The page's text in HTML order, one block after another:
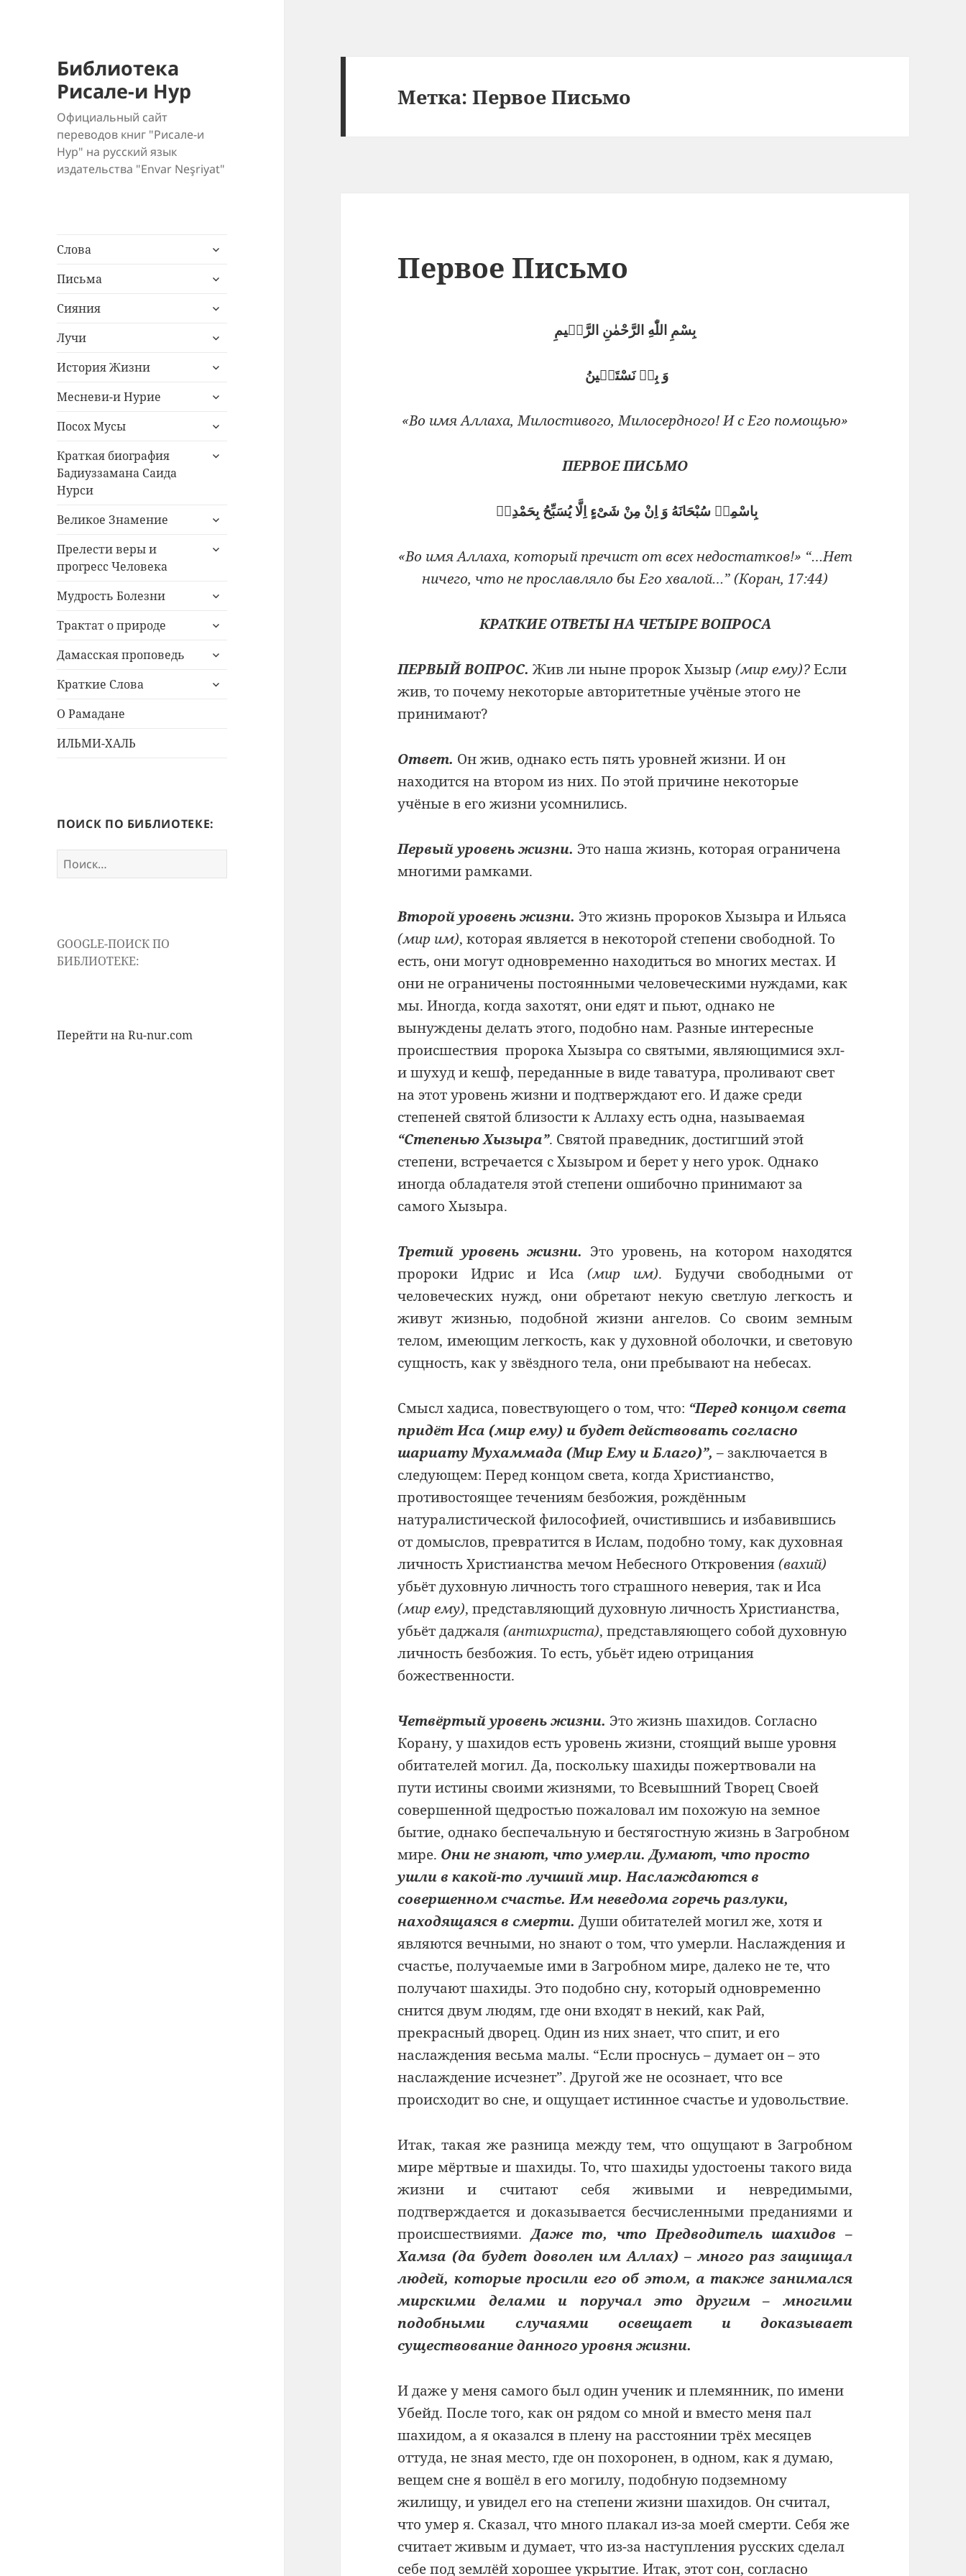
Библиотека
Рисале-и Нур
Официальный сайт
переводов книг "Рисале-и
Нур" на русский язык
издательства "Envar Neşriyat"
Слова
раскрыть
меню
Письма
раскрыть
меню
Сияния
раскрыть
меню
Лучи
раскрыть
меню
История Жизни
раскрыть
меню
Месневи-и Нурие
раскрыть
меню
Посох Мусы
раскрыть
меню
Краткая биография
Бадиуззамана Саида
Нурси
раскрыть
Великое Знамение
раскрыть
меню
Прелести веры и
прогресс Человека
раскрыть
Мудрость Болезни
раскрыть
меню
Трактат о природе
раскрыть
меню
Дамасская проповедь
раскрыть
меню
Краткие Слова
раскрыть
О Рамадане
ИЛЬМИ-ХАЛЬ
ПОИСК ПО БИБЛИОТЕКЕ:
Найти:
GOOGLE-ПОИСК ПО
БИБЛИОТЕКЕ:
Перейти на Ru-nur.com
Метка:Первое Письмо
Первое Письмо
بِسْمِ اللّٰهِ الرَّحْمٰنِ الرَّحٖيمِ
وَ بِهٖ نَسْتَعٖينُ
«Во имя Аллаха, Милостивого, Милосердного! И с Его помощью»
ПЕРВОЕ ПИСЬМО
بِاسْمِهٖ سُبْحَانَهُ وَ اِنْ مِنْ شَىْءٍ اِلَّا يُسَبِّحُ بِحَمْدِهٖ
«Во имя Аллаха, который пречист от всех недостатков!» “…Нет
ничего, что не прославляло бы Его хвалой…” (Коран, 17:44)
КРАТКИЕ ОТВЕТЫ НА ЧЕТЫРЕ ВОПРОСА
ПЕРВЫЙ ВОПРОС. Жив ли ныне пророк Хызыр(мир ему)?Если
жив, то почему некоторые авторитетные учёные этого не
принимают?
Ответ. Он жив, однако есть пять уровней жизни. И он
находится на втором из них. По этой причине некоторые
учёные в его жизни усомнились.
Первый уровень жизни. Это наша жизнь, которая ограничена
многими рамками.
Второй уровень жизни. Это жизнь пророков Хызыра и Ильяса
(мир им), которая является в некоторой степени свободной. То
есть, они могут одновременно находиться во многих местах. И
они не ограничены постоянными человеческими нуждами, как
мы. Иногда, когда захотят, они едят и пьют, однако не
вынуждены делать этого, подобно нам. Разные интересные
происшествия пророка Хызыра со святыми, являющимися эхл-
и шухуд и кешф, переданные в виде таватура, проливают свет
на этот уровень жизни и подтверждают его. И даже среди
степеней святой близости к Аллаху есть одна, называемая
“Степенью Хызыра”. Святой праведник, достигший этой
степени, встречается с Хызыром и берет у него урок. Однако
иногда обладателя этой степени ошибочно принимают за
самого Хызыра.
Третий уровень жизни. Это уровень, на котором находятся
пророки Идрис и Иса(мир им). Будучи свободными от
человеческих нужд, они обретают некую светлую легкость и
живут жизнью, подобной жизни ангелов. Со своим земным
телом, имеющим легкость, как у духовной оболочки, и световую
сущность, как у звёздного тела, они пребывают на небесах.
Смысл хадиса, повествующего о том, что: “Перед концом света
придёт Иса (мир ему) и будет действовать согласно
шариату Мухаммада (Мир Ему и Благо)”, – заключается в
следующем: Перед концом света, когда Христианство,
противостоящее течениям безбожия, рождённым
натуралистической философией, очистившись и избавившись
от домыслов, превратится в Ислам, подобно тому, как духовная
личность Христианства мечом Небесного Откровения(вахий)
убьёт духовную личность того страшного неверия, так и Иса
(мир ему), представляющий духовную личность Христианства,
убьёт даджаля(антихриста), представляющего собой духовную
личность безбожия. То есть, убьёт идею отрицания
божественности.
Четвёртый уровень жизни. Это жизнь шахидов. Согласно
Корану, у шахидов есть уровень жизни, стоящий выше уровня
обитателей могил. Да, поскольку шахиды пожертвовали на
пути истины своими жизнями, то Всевышний Творец Своей
совершенной щедростью пожаловал им похожую на земное
бытие, однако беспечальную и бестягостную жизнь в Загробном
мире. Они не знают, что умерли. Думают, что просто
ушли в какой-то лучший мир. Наслаждаются в
совершенном счастье. Им неведома горечь разлуки,
находящаяся в смерти. Души обитателей могил же, хотя и
являются вечными, но знают о том, что умерли. Наслаждения и
счастье, получаемые ими в Загробном мире, далеко не те, что
получают шахиды. Это подобно сну, который одновременно
снится двум людям, где они входят в некий, как Рай,
прекрасный дворец. Один из них знает, что спит, и его
наслаждения весьма малы. “Если проснусь – думает он – это
наслаждение исчезнет”. Другой же не осознает, что все
происходит во сне, и ощущает истинное счастье и удовольствие.
Итак, такая же разница между тем, что ощущают в Загробном
мире мёртвые и шахиды. То, что шахиды удостоены такого вида
жизни и считают себя живыми и невредимыми,
подтверждается и доказывается бесчисленными преданиями и
происшествиями.Даже то, что Предводитель шахидов –
Хамза (да будет доволен им Аллах) – много раз защищал
людей, которые просили его об этом, а также занимался
мирскими делами и поручал это другим – многими
подобными случаями освещает и доказывает
существование данного уровня жизни.
И даже у меня самого был один ученик и племянник, по имени
Убейд. После того, как он рядом со мной и вместо меня пал
шахидом, а я оказался в плену на расстоянии трёх месяцев
оттуда, не зная место, где он похоронен, в одном, как я думаю,
вещем сне я вошёл в его могилу, подобную подземному
жилищу, и увидел его на степени жизни шахидов. Он считал,
что умер я. Сказал, что много плакал из-за моей смерти. Себя же
считает живым и думает, что из-за наступления русских сделал
себе под землёй хорошее укрытие. Итак, этот сон, согласно